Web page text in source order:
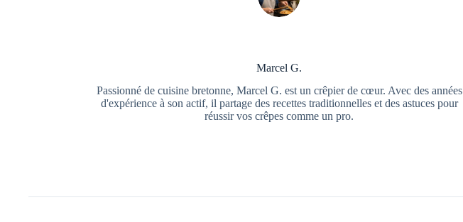
Marcel G.
Passionné de cuisine bretonne, Marcel G. est un crêpier de cœur. Avec des années
d'expérience à son actif, il partage des recettes traditionnelles et des astuces pour
réussir vos crêpes comme un pro.